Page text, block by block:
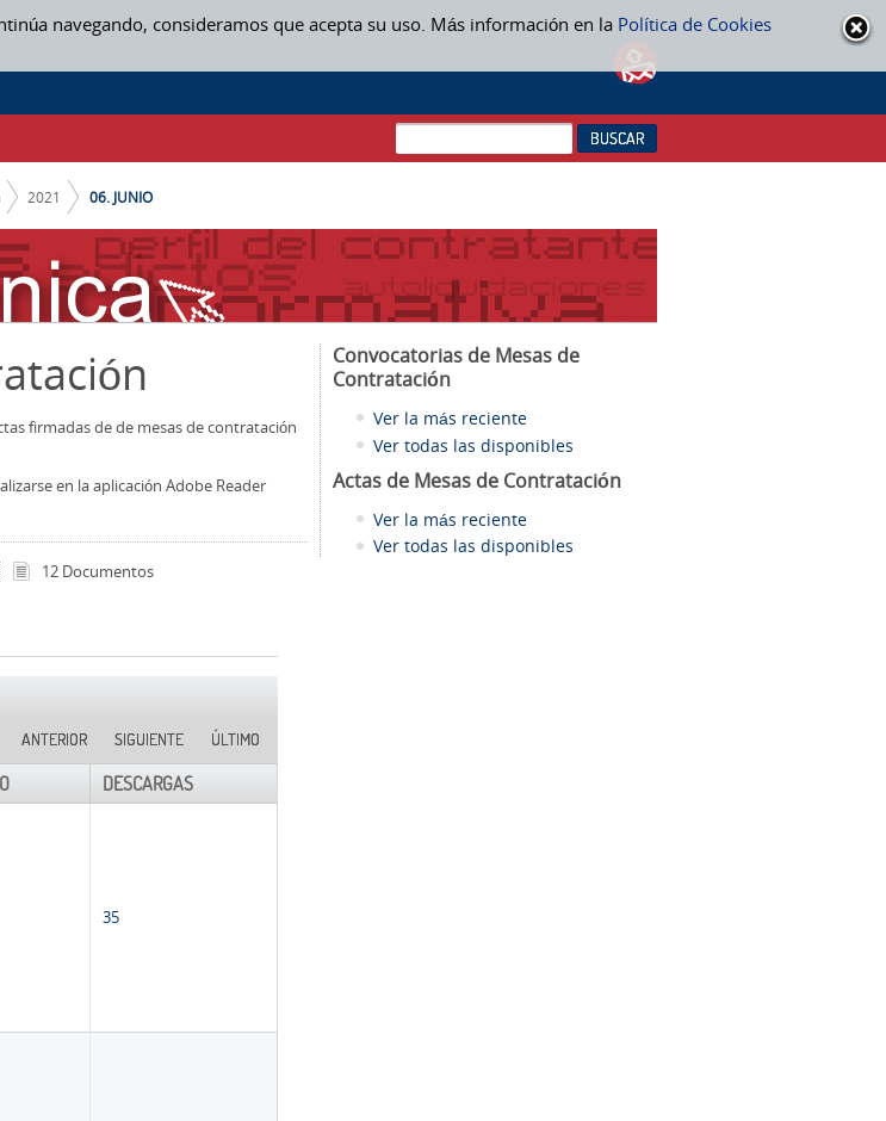
navegando, consideramos que acepta su uso. Más información en la Política de Cookies
2021 06. JUNIO
firmadas de de mesas de contratación
en la aplicación Adobe Reader
12 Documentos
ANTERIOR SIGUIENTE ÚLTIMO
DESCARGAS
35
Convocatorias de Mesas de
Contratación
Ver la más reciente
Ver todas las disponibles
Actas de Mesas de Contratación
Ver la más reciente
Ver todas las disponibles